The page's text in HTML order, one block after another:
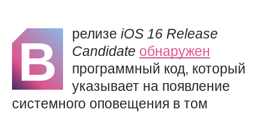
В релизе iOS 16 Release
Candidate обнаружен
программный код, который
указывает на появление
системного оповещения в том